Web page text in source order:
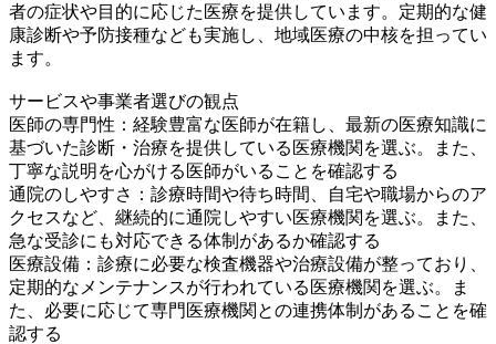
者の症状や目的に応じた医療を提供しています。定期的な健
康診断や予防接種なども実施し、地域医療の中核を担ってい
ます。
サービスや事業者選びの観点
医師の専門性：経験豊富な医師が在籍し、最新の医療知識に
基づいた診断・治療を提供している医療機関を選ぶ。また、
丁寧な説明を心がける医師がいることを確認する
通院のしやすさ：診療時間や待ち時間、自宅や職場からのア
クセスなど、継続的に通院しやすい医療機関を選ぶ。また、
急な受診にも対応できる体制があるか確認する
医療設備：診療に必要な検査機器や治療設備が整っており、
定期的なメンテナンスが行われている医療機関を選ぶ。ま
た、必要に応じて専門医療機関との連携体制があることを確
認する